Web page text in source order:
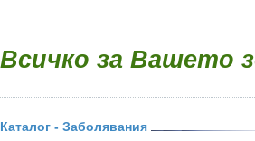
Всичко за Вашето
Каталог - Заболявания